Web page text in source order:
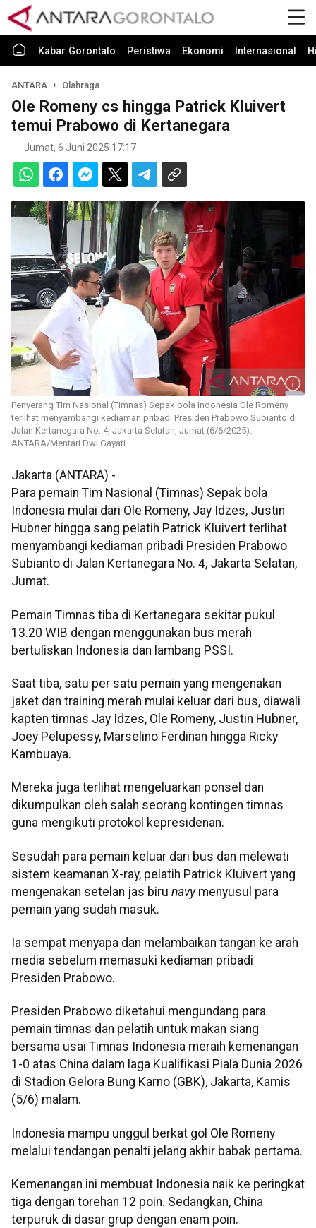
Kabar Gorontalo Peristiwa Ekonomi Internasional
ANTARA Olahraga
Ole Romeny cs hingga Patrick Kluivert
temui Prabowo di Kertanegara
Jumat, 6 Juni 2025 17:17
Penyerang Tim Nasional (Timnas) Sepak bola Indonesia Ole Romeny
terlihat menyambangi kediaman pribadi Presiden Prabowo Subianto di
Jalan Kertanegara No. 4, Jakarta Selatan, Jumat (6/6/2025).
ANTARA/Mentari Dwi Gayati
Jakarta (ANTARA) -
Para pemain Tim Nasional (Timnas) Sepak bola
Indonesia mulai dari Ole Romeny, Jay Idzes, Justin
Hubner hingga sang pelatih Patrick Kluivert terlihat
menyambangi kediaman pribadi Presiden Prabowo
Subianto di Jalan Kertanegara No. 4, Jakarta Selatan,
Jumat.
Pemain Timnas tiba di Kertanegara sekitar pukul
13.20 WIB dengan menggunakan bus merah
bertuliskan Indonesia dan lambang PSSI.
Saat tiba, satu per satu pemain yang mengenakan
jaket dan training merah mulai keluar dari bus, diawali
kapten timnas Jay Idzes, Ole Romeny, Justin Hubner,
Joey Pelupessy, Marselino Ferdinan hingga Ricky
Kambuaya.
Mereka juga terlihat mengeluarkan ponsel dan
dikumpulkan oleh salah seorang kontingen timnas
guna mengikuti protokol kepresidenan.
Sesudah para pemain keluar dari bus dan melewati
sistem keamanan X-ray, pelatih Patrick Kluivert yang
mengenakan setelan jas biru navymenyusul para
pemain yang sudah masuk.
Ia sempat menyapa dan melambaikan tangan ke arah
media sebelum memasuki kediaman pribadi
Presiden Prabowo.
Presiden Prabowo diketahui mengundang para
pemain timnas dan pelatih untuk makan siang
bersama usai Timnas Indonesia meraih kemenangan
1-0 atas China dalam laga Kualifikasi Piala Dunia 2026
di Stadion Gelora Bung Karno (GBK), Jakarta, Kamis
(5/6) malam.
Indonesia mampu unggul berkat gol Ole Romeny
melalui tendangan penalti jelang akhir babak pertama.
Kemenangan ini membuat Indonesia naik ke peringkat
tiga dengan torehan 12 poin. Sedangkan, China
terpuruk di dasar grup dengan enam poin.